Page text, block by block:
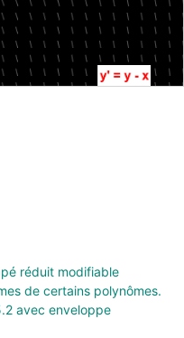
réduit modifiable
de certains polynômes.
avec enveloppe